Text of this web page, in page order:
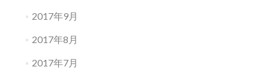
2017年9月
2017年8月
2017年7月